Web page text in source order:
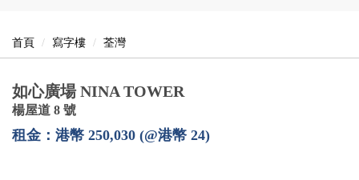
首頁 寫字樓 荃灣
如心廣場 NINA TOWER
楊屋道 8 號
租金：港幣 250,030 (@港幣 24)